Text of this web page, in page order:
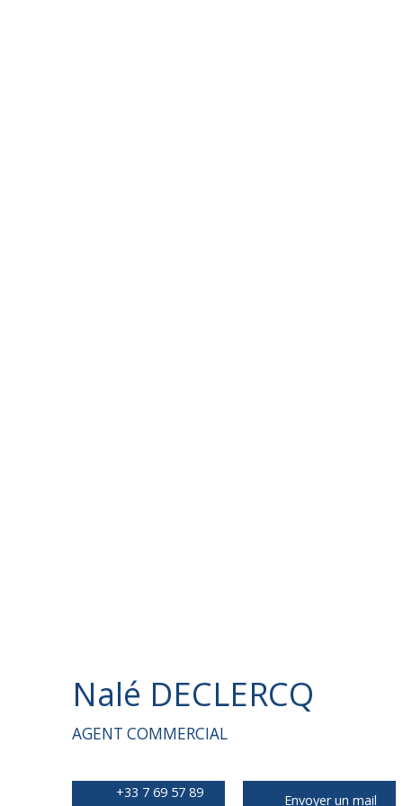
Nalé DECLERCQ
AGENT COMMERCIAL
+33 7 69 57 89
Envoyer un mail